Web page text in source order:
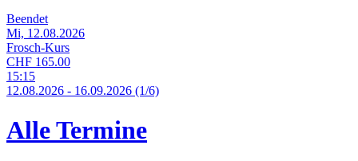
Beendet
Mi, 12.08.2026
Frosch-Kurs
CHF 165.00
15:15
12.08.2026 - 16.09.2026 (1/6)
Alle Termine